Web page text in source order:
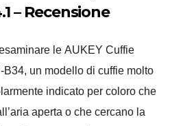
– Recensione
le AUKEY Cuffie
un modello di cuffie molto
indicato per coloro che
aperta o che cercano la